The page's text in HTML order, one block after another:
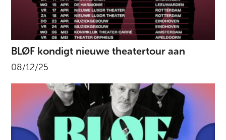
BLØF kondigt nieuwe theatertour aan
08/12/25